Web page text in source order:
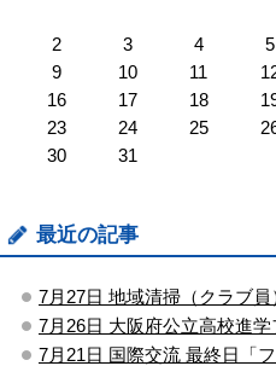
2
3 4 5
9
10 11
16
17 18
23
24 25
30
31
最近の記事
7月27日 地域清掃（クラブ員
7月26日 大阪府公立高校進学
7月21日 国際交流 最終日「